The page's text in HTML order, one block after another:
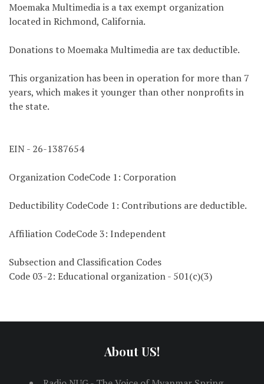
Moemaka Multimedia is a tax exempt organization
located in Richmond, California.
Donations to Moemaka Multimedia are tax deductible.
This organization has been in operation for more than 7
years, which makes it younger than other nonprofits in
the state.
EIN - 26-1387654
Organization CodeCode 1: Corporation
Deductibility CodeCode 1: Contributions are deductible.
Affiliation CodeCode 3: Independent
Subsection and Classification Codes
Code 03-2: Educational organization - 501(c)(3)
About US!